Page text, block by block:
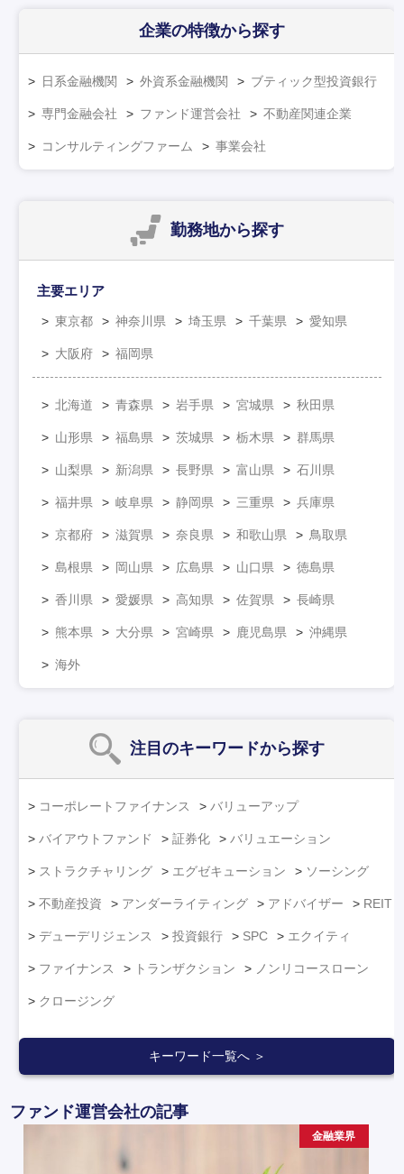
企業の特徴から探す
日系金融機関 外資系金融機関 ブティック型投資銀行
専門金融会社 ファンド運営会社 不動産関連企業
コンサルティングファーム 事業会社
勤務地から探す
主要エリア
東京都 神奈川県 埼玉県 千葉県 愛知県
大阪府 福岡県
北海道 青森県 岩手県 宮城県 秋田県
山形県 福島県 茨城県 栃木県 群馬県
山梨県 新潟県 長野県 富山県 石川県
福井県 岐阜県 静岡県 三重県 兵庫県
京都府 滋賀県 奈良県 和歌山県 鳥取県
島根県 岡山県 広島県 山口県 徳島県
香川県 愛媛県 高知県 佐賀県 長崎県
熊本県 大分県 宮崎県 鹿児島県 沖縄県
海外
注目のキーワードから探す
コーポレートファイナンス バリューアップ
バイアウトファンド 証券化 バリュエーション
ストラクチャリング エグゼキューション ソーシング
不動産投資 アンダーライティング アドバイザー REIT
デューデリジェンス 投資銀行 SPC エクイティ
ファイナンス トランザクション ノンリコースローン
クロージング
キーワード一覧へ ＞
ファンド運営会社の記事
金融業界